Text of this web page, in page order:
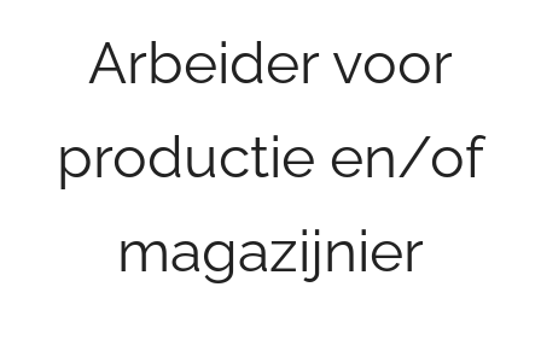
Arbeider voor
productie en/of
magazijnier